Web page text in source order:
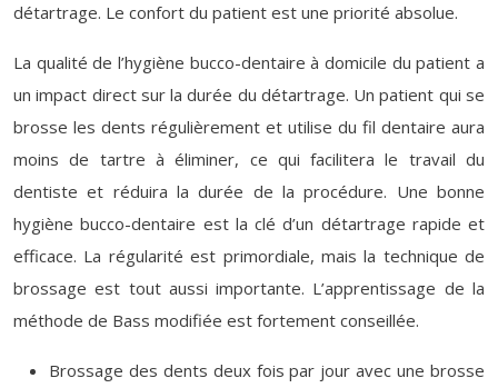
détartrage. Le confort du patient est une priorité absolue.
La qualité de l’hygiène bucco-dentaire à domicile du patient a
un impact direct sur la durée du détartrage. Un patient qui se
brosse les dents régulièrement et utilise du fil dentaire aura
moins de tartre à éliminer, ce qui facilitera le travail du
dentiste et réduira la durée de la procédure. Une bonne
hygiène bucco-dentaire est la clé d’un détartrage rapide et
efficace. La régularité est primordiale, mais la technique de
brossage est tout aussi importante. L’apprentissage de la
méthode de Bass modifiée est fortement conseillée.
Brossage des dents deux fois par jour avec une brosse